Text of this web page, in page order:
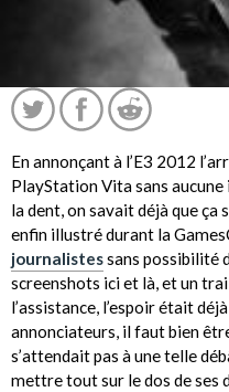
En annonçant à l’E3 2012
PlayStation Vita sans
la dent, on savait déjà que ça
enfin illustré durant la
journalistessans possibilité
screenshots ici et là, et un
l’assistance, l’espoir était
annonciateurs, il faut bien
s’attendait pas à une telle
mettre tout sur le dos de ses